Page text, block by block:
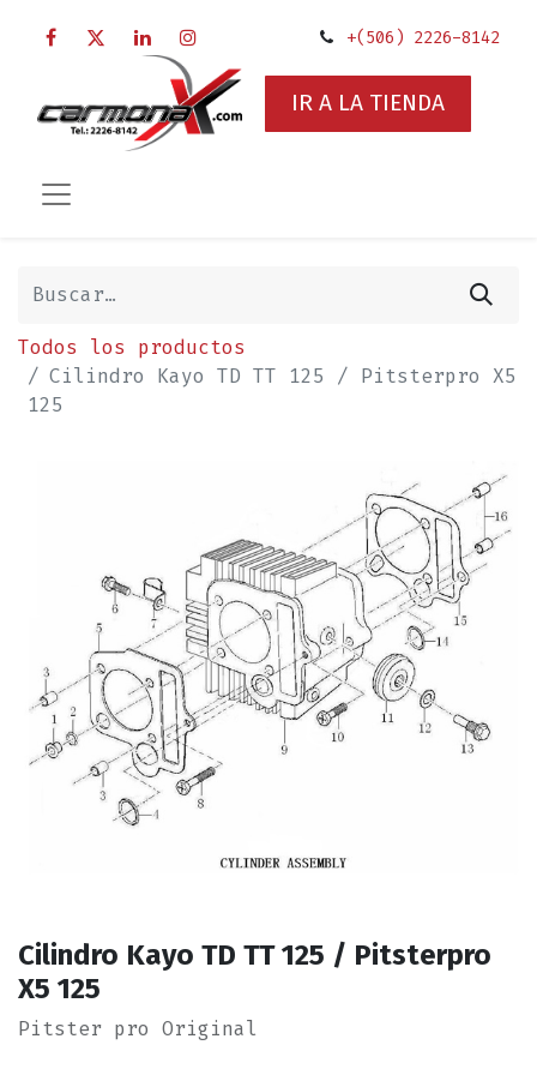
+(506) 2226-8142
IR A LA TIENDA
Todos los productos
Cilindro Kayo TD TT 125 / Pitsterpro X5
125
Cilindro Kayo TD TT 125 / Pitsterpro
X5 125
Pitster pro Original